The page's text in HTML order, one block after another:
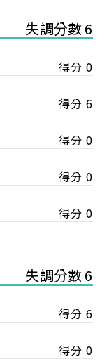
失調分數 6
得分 0
得分 6
得分 0
得分 0
得分 0
失調分數 6
得分 6
得分 0